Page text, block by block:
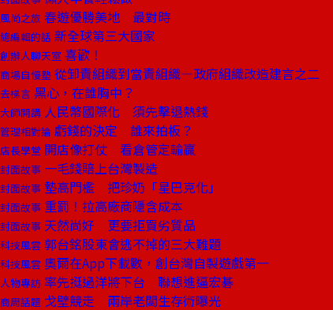
風尚之旅 春遊優勝美地 最對時
總編輯的話 新全球第三大國家
創辦人聊天室 喜歡！
商場自慢塾 從卸責組織到當責組織—政府組織改造建言之二
去梯言 黑心，在誰胸中？
大師開講 人民幣國際化 須先擊退熱錢
管理相對論 虧錢的決定 誰來拍板？
店長學堂 開店像打仗 看倉管定輸贏
封面故事 一毛錢賠上台灣製造
封面故事 墊高門檻 把珍奶「星巴克化」
封面故事 重罰！拉高廠商隱含成本
封面故事 天然尚好 更要拒買劣質品
科技風雲 郭台銘股東會逃不掉的三大難題
科技風雲 奧爾在App下載數，創台灣自製遊戲第一
人物專訪 率先挺過洋將下台 聯想進逼宏碁
商周話題 戈壁競走 兩岸老闆生存術曝光